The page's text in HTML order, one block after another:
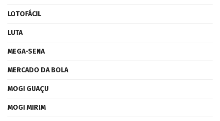
LOTOFÁCIL
LUTA
MEGA-SENA
MERCADO DA BOLA
MOGI GUAÇU
MOGI MIRIM